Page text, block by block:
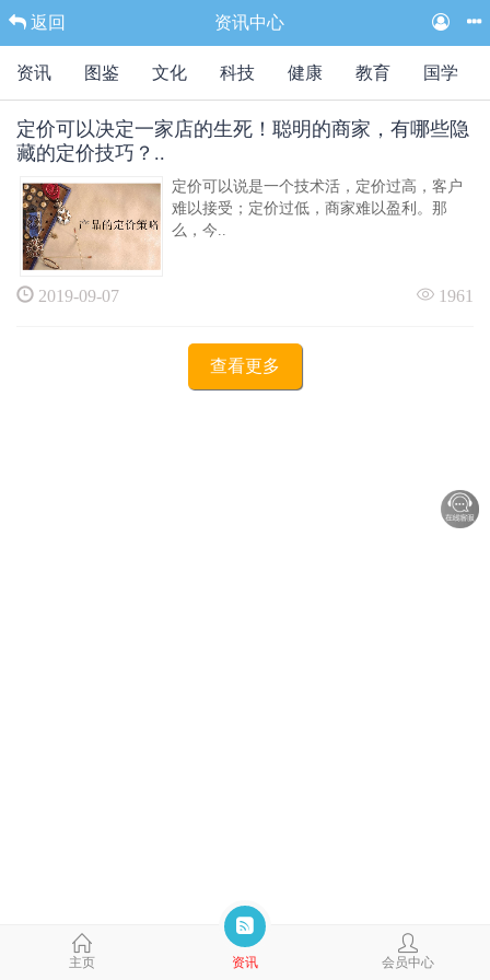
返回 资讯中心
资讯 图鉴 文化 科技 健康 教育 国学
定价可以决定一家店的生死！聪明的商家，有哪些隐
藏的定价技巧？..
定价可以说是一个技术活，定价过高，客户
难以接受；定价过低，商家难以盈利。那
么，今..
2019-09-07 1961
查看更多
主页 资讯 会员中心